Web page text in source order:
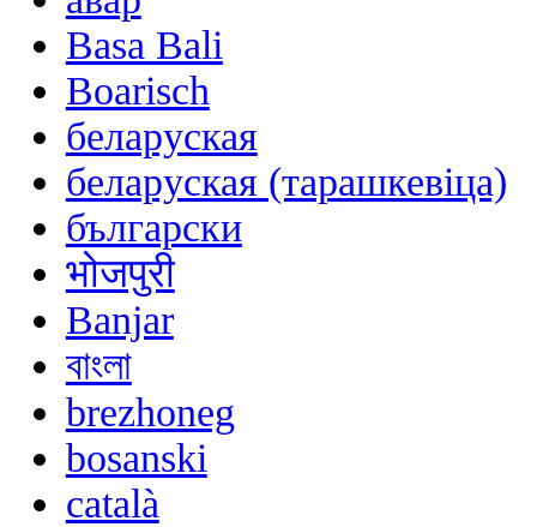
Basa Bali
Boarisch
беларуская
беларуская (тарашкевіца)
български
भोजपुरी
Banjar
বাংলা
brezhoneg
bosanski
català